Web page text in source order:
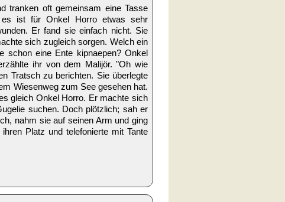
tranken oft gemeinsam eine Tasse
ist für Onkel Horro etwas sehr
Er fand sie einfach nicht. Sie
sich zugleich sorgen. Welch ein
schon eine Ente kipnaepen? Onkel
ihr von dem Malijör. "Oh wie
Tratsch zu berichten. Sie überlegte
Wiesenweg zum See gesehen hat.
gleich Onkel Horro. Er machte sich
suchen. Doch plötzlich; sah er
nahm sie auf seinen Arm und ging
Platz und telefonierte mit Tante